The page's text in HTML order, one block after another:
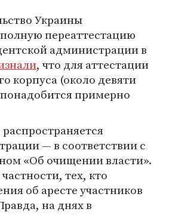
Украины
полную переаттестацию
администрации в
, что для аттестации
корпуса (около девяти
примерно
— в соответствии с
«Об очищении власти».
тех, кто
об аресте участников
на днях в